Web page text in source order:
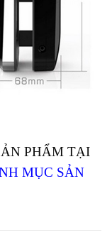
PHẨM TẠI
MỤC SẢN